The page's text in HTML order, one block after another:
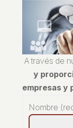
A través de
y
empresas y
Nombre